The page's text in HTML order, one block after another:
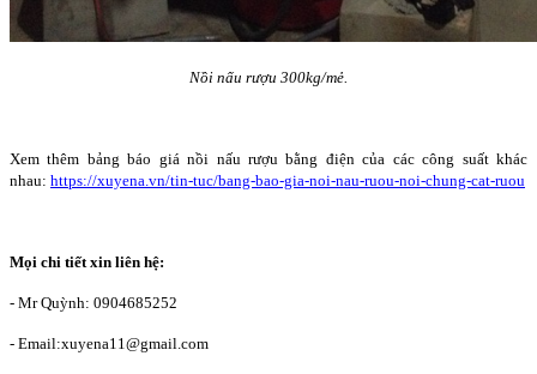
Nồi nấu rượu 300kg/mẻ.
Xem thêm bảng báo giá nồi nấu rượu bằng điện của các công suất khác
nhau: https://xuyena.vn/tin-tuc/bang-bao-gia-noi-nau-ruou-noi-chung-cat-ruou
Mọi chi tiết xin liên hệ:
- Mr Quỳnh: 0904685252
- Email:xuyena11@gmail.com